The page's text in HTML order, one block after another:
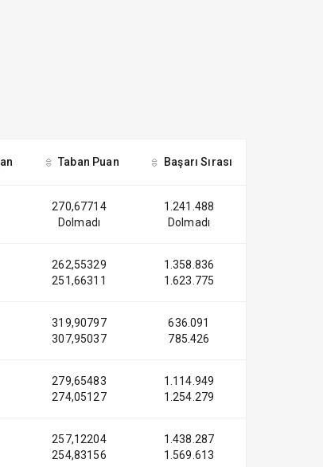
Taban Puan Başarı Sırası
270,67714
Dolmadı
1.241.488
Dolmadı
262,55329
251,66311
1.358.836
1.623.775
319,90797
307,95037
636.091
785.426
279,65483
274,05127
1.114.949
1.254.279
257,12204
254,83156
1.438.287
1.569.613